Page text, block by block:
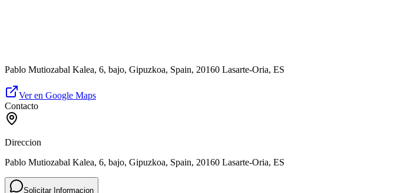
Pablo Mutiozabal Kalea, 6, bajo, Gipuzkoa, Spain, 20160 Lasarte-Oria, ES
Ver en Google Maps
Contacto
Direccion
Pablo Mutiozabal Kalea, 6, bajo, Gipuzkoa, Spain, 20160 Lasarte-Oria, ES
Solicitar Informacion